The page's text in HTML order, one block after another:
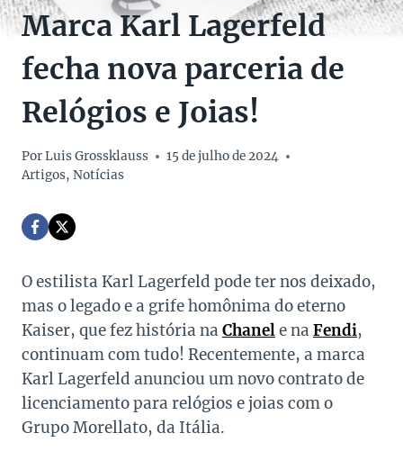
Marca Karl Lagerfeld
fecha nova parceria de
Relógios e Joias!
PorLuis Grossklauss
15 de julho de 2024
Artigos, Notícias
O estilista Karl Lagerfeld pode ter nos deixado,
mas o legado e a grife homônima do eterno
Kaiser, que fez história na Chanele na Fendi,
continuam com tudo! Recentemente, a marca
Karl Lagerfeld anunciou um novo contrato de
licenciamento para relógios e joias com o
Grupo Morellato, da Itália.